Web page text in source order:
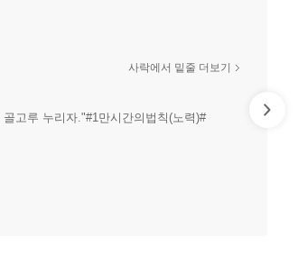
고루 누리자."#1만시간의법칙(노력)#
사락에서 밑줄 더보기